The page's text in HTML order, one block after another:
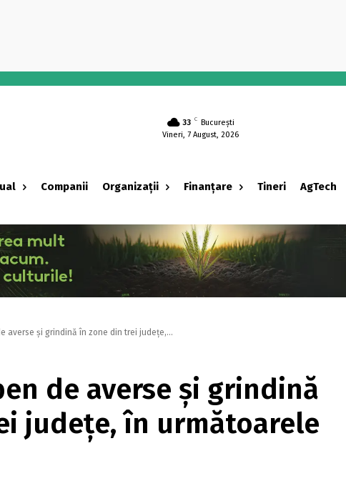
33 C
București
Vineri, 7 August, 2026
Companii Organizații Finanțare Tineri AgTech
-
averse şi grindină în zone din trei judeţe,...
de averse şi grindină
judeţe, în următoarele